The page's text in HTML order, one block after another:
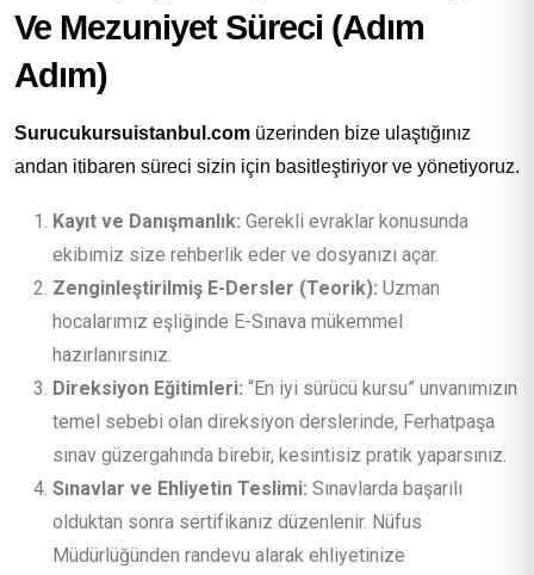
Ve Mezuniyet Süreci (Adım
Adım)
Surucukursuistanbul.com üzerinden bize ulaştığınız
andan itibaren süreci sizin için basitleştiriyor ve yönetiyoruz.
Kayıt ve Danışmanlık: Gerekli evraklar konusunda
ekibimiz size rehberlik eder ve dosyanızı açar.
Zenginleştirilmiş E-Dersler (Teorik): Uzman
hocalarımız eşliğinde E-Sınava mükemmel
hazırlanırsınız.
Direksiyon Eğitimleri: “En iyi sürücü kursu” unvanımızın
temel sebebi olan direksiyon derslerinde, Ferhatpaşa
sınav güzergahında birebir, kesintisiz pratik yaparsınız.
Sınavlar ve Ehliyetin Teslimi: Sınavlarda başarılı
olduktan sonra sertifikanız düzenlenir. Nüfus
Müdürlüğünden randevu alarak ehliyetinize